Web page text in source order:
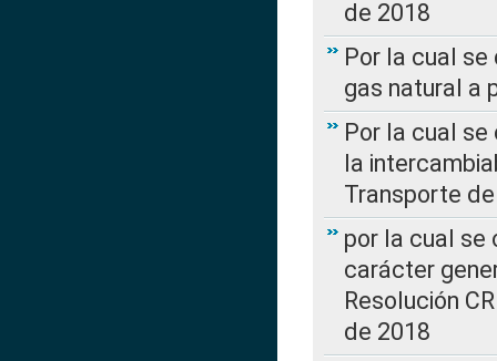
de 2018
Por la cual
gas natural a
Por la cual
la
Transporte
por la cual se
carácter
Resolución
de 2018